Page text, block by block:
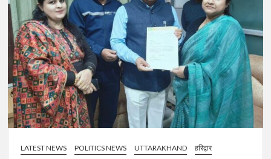
हो
सकते
हैं
ये
कारण
LATEST NEWS POLITICS NEWS UTTARAKHAND हरिद्वार